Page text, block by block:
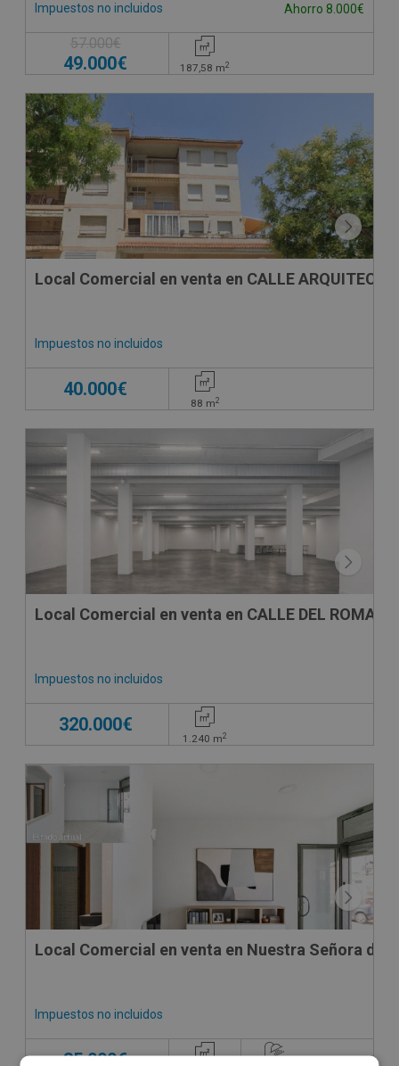
Impuestos no incluidos Ahorro 8.000€
57.000€
49.000€ 187,58 m2
CESIÓN DE REMATE
Local Comercial en venta en CALLE
Impuestos no incluidos
40.000€
88 m2
Local Comercial en venta en CALLE DEL ROMANI
Impuestos no incluidos
320.000€
1.240 m2
Local Comercial en venta en Nuestra Señora de
Impuestos no incluidos
35.000€